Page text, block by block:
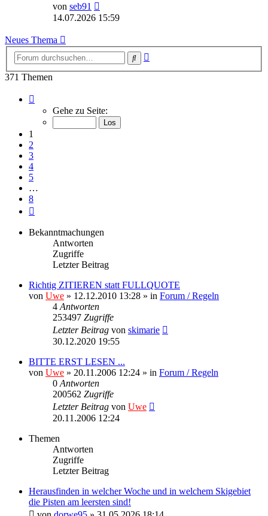
von seb91
Beitrag
14.07.2026 15:59
Neues Thema
Suche
371 Themen
von
Gehe zu Seite:
1
2
3
4
5
…
8
Bekanntmachungen
Antworten
Zugriffe
Letzter Beitrag
Richtig ZITIEREN statt FULLQUOTE
von Uwe » 12.12.2010 13:28 » in Forum / Regeln
4 Antworten
253497 Zugriffe
Letzter Beitrag von skimarie
30.12.2020 19:55
BITTE ERST LESEN ...
von Uwe » 20.11.2006 12:24 » in Forum / Regeln
0 Antworten
200562 Zugriffe
Letzter Beitrag von Uwe
20.11.2006 12:24
Themen
Antworten
Zugriffe
Letzter Beitrag
Herausfinden in welcher Woche und in welchem Skigebiet
die Pisten am leersten sind!